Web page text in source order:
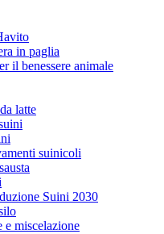
in paglia
il benessere animale
latte
suinicoli
Suini 2030
e miscelazione